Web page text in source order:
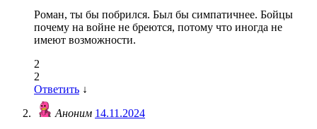
Роман, ты бы побрился. Был бы симпатичнее. Бойцы
почему на войне не бреются, потому что иногда не
имеют возможности.
2
2
Ответить ↓
Аноним 14.11.2024